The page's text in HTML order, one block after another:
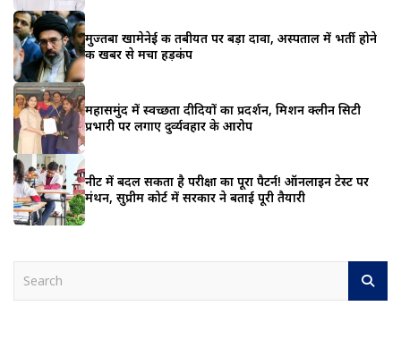
मुज्तबा खामेनेई की तबीयत पर बड़ा दावा, अस्पताल में भर्ती होने
की खबर से मचा हड़कंप
महासमुंद में स्वच्छता दीदियों का प्रदर्शन, मिशन क्लीन सिटी
प्रभारी पर लगाए दुर्व्यवहार के आरोप
नीट में बदल सकता है परीक्षा का पूरा पैटर्न! ऑनलाइन टेस्ट पर
मंथन, सुप्रीम कोर्ट में सरकार ने बताई पूरी तैयारी